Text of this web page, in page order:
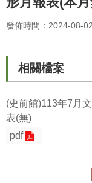
命
最
息
參
觀
展
覽
發佈時間：2024-08-02
相關檔案
(史前館)113年7月
表(無)
pdf